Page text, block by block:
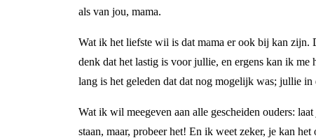
als van jou, mama.
Wat ik het liefste wil is dat mama er ook bij kan zijn.
denk dat het lastig is voor jullie, en ergens kan ik
lang is het geleden dat dat nog mogelijk was; jullie in
Wat ik wil meegeven aan alle gescheiden ouders:
staan, maar, probeer het! En ik weet zeker, je kan